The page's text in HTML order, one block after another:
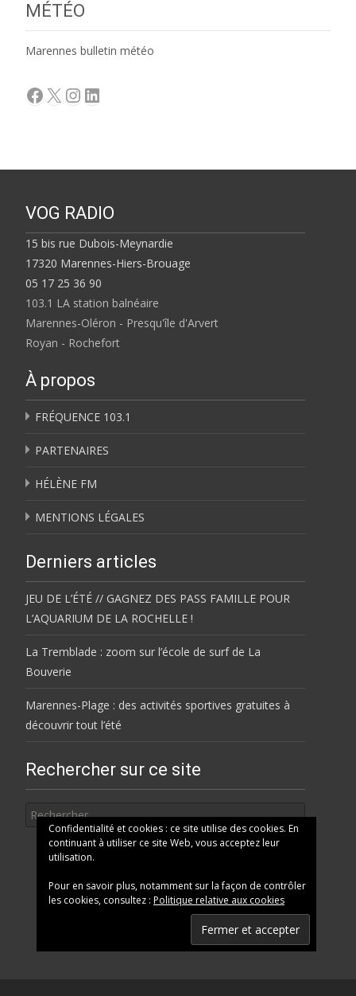
MÉTÉO
Marennes bulletin météo
Facebook
X Instagram
LinkedIn
VOG RADIO
15 bis rue Dubois-Meynardie
17320 Marennes-Hiers-Brouage
05 17 25 36 90
103.1 LA station balnéaire
Marennes-Oléron - Presqu'île d'Arvert
Royan - Rochefort
À propos
FRÉQUENCE 103.1
PARTENAIRES
HÉLÈNE FM
MENTIONS LÉGALES
Derniers articles
JEU DE L’ÉTÉ // GAGNEZ DES PASS FAMILLE POUR
L’AQUARIUM DE LA ROCHELLE !
La Tremblade : zoom sur l’école de surf de La
Bouverie
Marennes-Plage : des activités sportives gratuites à
découvrir tout l’été
Rechercher sur ce site
Confidentialité et cookies : ce site utilise des cookies. En
continuant à utiliser ce site Web, vous acceptez leur
utilisation.
Pour en savoir plus, notamment sur la façon de contrôler
les cookies, consultez : Politique relative aux cookies